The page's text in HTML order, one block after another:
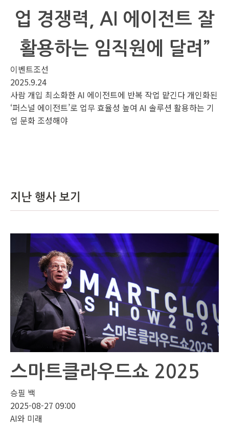
업 경쟁력, AI 에이전트 잘
활용하는 임직원에 달려”
이벤트조선
2025.9.24
사람 개입 최소화한 AI 에이전트에 반복 작업 맡긴다 개인화된
‘퍼스널 에이전트’로 업무 효율성 높여 AI 솔루션 활용하는 기
업 문화 조성해야
지난 행사 보기
스마트클라우드쇼 2025
승필 백
2025-08-27 09:00
AI와 미래